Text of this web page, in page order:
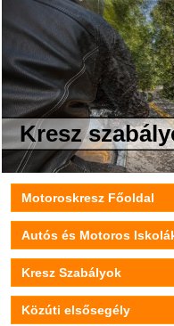
Kresz
Motoroskresz Főoldal
Autós és Motoros
Kresz Szabályok
Közúti elsősegély